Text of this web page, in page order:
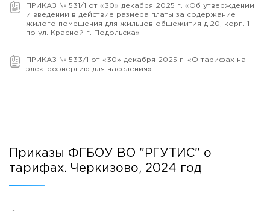
ПРИКАЗ № 531/1 от «30» декабря 2025 г. «Об утверждении
и введении в действие размера платы за содержание
жилого помещения для жильцов общежития д.20, корп. 1
по ул. Красной г. Подольска»
ПРИКАЗ № 533/1 от «30» декабря 2025 г. «О тарифах на
электроэнергию для населения»
Приказы ФГБОУ ВО "РГУТИС" о
тарифах. Черкизово, 2024 год